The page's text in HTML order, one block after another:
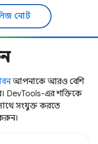
নোট
আপনাকে আরও বেশি
DevTools-এর শক্তিকে
সংযুক্ত করতে